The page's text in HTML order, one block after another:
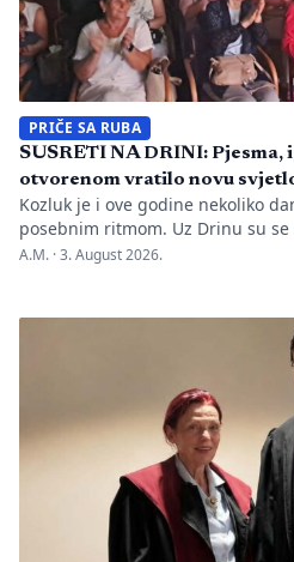
PRIČE SA RUBA
SUSRETI NA DRINI: Pjesma,
otvorenom vratilo novu
Kozluk je i ove godine nekoliko
posebnim ritmom. Uz Drinu su
gluma i ljudi, a „Susreti na Drini
se tih dana nije samo […]
A.M. ·3. August 2026.